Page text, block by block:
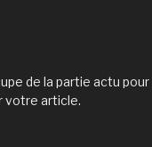
de la partie actu pour
votre article.